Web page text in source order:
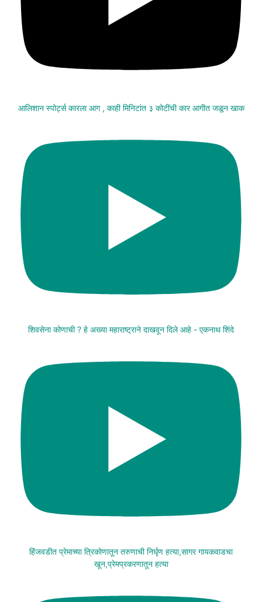
आलिशान स्पोर्ट्स कारला आग , काही मिनिटांत ३ कोटींची कार आगीत जळून खाक
शिवसेना कोणाची ? हे अख्या महाराष्ट्राने दाखवून दिले आहे - एकनाथ शिंदे
हिंजवडीत प्रेमाच्या त्रिकोणातून तरुणाची निर्घृण हत्या,सागर गायकवाडचा
खून,प्रेमप्रकरणातून हत्या